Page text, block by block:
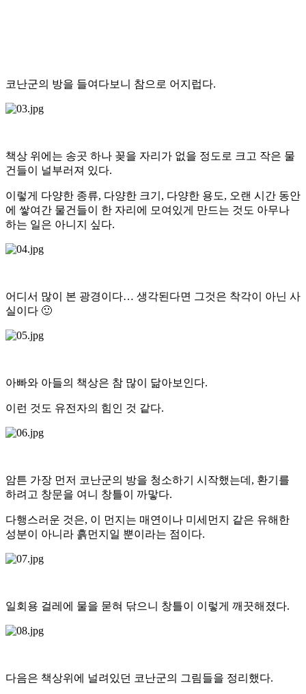
코난군의 방을 들여다보니 참으로 어지럽다.
책상 위에는 송곳 하나 꽂을 자리가 없을 정도로 크고 작은 물
건들이 널부러져 있다.
이렇게 다양한 종류, 다양한 크기, 다양한 용도, 오랜 시간 동안
에 쌓여간 물건들이 한 자리에 모여있게 만드는 것도 아무나
하는 일은 아니지 싶다.
어디서 많이 본 광경이다… 생각된다면 그것은 착각이 아닌 사
실이다 🙂
아빠와 아들의 책상은 참 많이 닮아보인다.
이런 것도 유전자의 힘인 것 같다.
암튼 가장 먼저 코난군의 방을 청소하기 시작했는데, 환기를
하려고 창문을 여니 창틀이 까맣다.
다행스러운 것은, 이 먼지는 매연이나 미세먼지 같은 유해한
성분이 아니라 흙먼지일 뿐이라는 점이다.
일회용 걸레에 물을 묻혀 닦으니 창틀이 이렇게 깨끗해졌다.
다음은 책상위에 널려있던 코난군의 그림들을 정리했다.